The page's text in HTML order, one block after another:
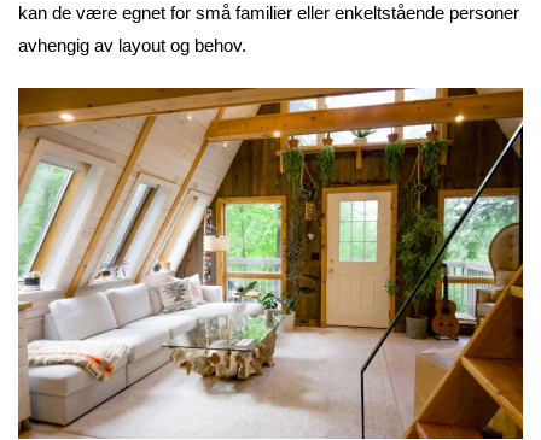
kan de være egnet for små familier eller enkeltstående personer
avhengig av layout og behov.